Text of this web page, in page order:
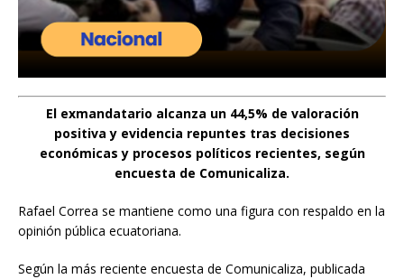
El exmandatario alcanza un 44,5% de valoración
positiva y evidencia repuntes tras decisiones
económicas y procesos políticos recientes, según
encuesta de Comunicaliza.
Rafael Correa se mantiene como una figura con respaldo en la
opinión pública ecuatoriana.
Según la más reciente encuesta de Comunicaliza, publicada